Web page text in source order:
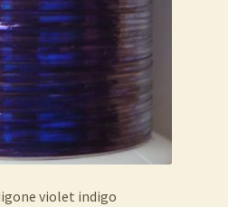
violet indigo